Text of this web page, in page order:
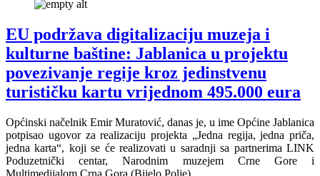
EU podržava digitalizaciju muzeja i
kulturne baštine: Jablanica u projektu
povezivanje regije kroz jedinstvenu
turističku kartu vrijednom 495.000 eura
Općinski načelnik Emir Muratović, danas je, u ime Općine Jablanica
potpisao ugovor za realizaciju projekta „Jedna regija, jedna priča,
jedna karta“, koji se će realizovati u saradnji sa partnerima LINK
Poduzetnički centar, Narodnim muzejem Crne Gore i
Multimedijalom Crna Gora (Bijelo Polje).